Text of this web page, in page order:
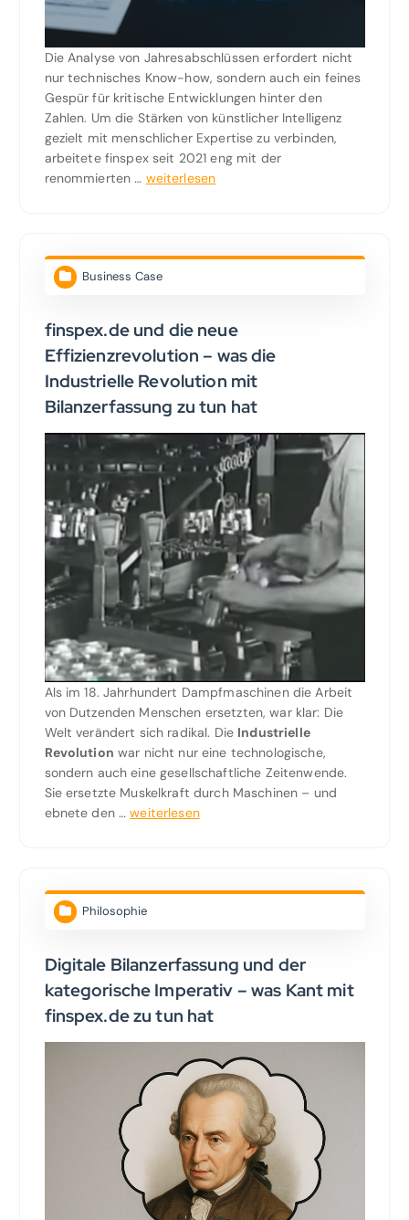
Die Analyse von Jahresabschlüssen erfordert nicht
nur technisches Know-how, sondern auch ein feines
Gespür für kritische Entwicklungen hinter den
Zahlen. Um die Stärken von künstlicher Intelligenz
gezielt mit menschlicher Expertise zu verbinden,
arbeitete finspex seit 2021 eng mit der
renommierten … weiterlesen
Business Case
finspex.de und die neue
Effizienzrevolution – was die
Industrielle Revolution mit
Bilanzerfassung zu tun hat
Als im 18. Jahrhundert Dampfmaschinen die Arbeit
von Dutzenden Menschen ersetzten, war klar: Die
Welt verändert sich radikal. Die Industrielle
Revolution war nicht nur eine technologische,
sondern auch eine gesellschaftliche Zeitenwende.
Sie ersetzte Muskelkraft durch Maschinen – und
ebnete den …weiterlesen
Philosophie
Digitale Bilanzerfassung und der
kategorische Imperativ – was Kant mit
finspex.de zu tun hat